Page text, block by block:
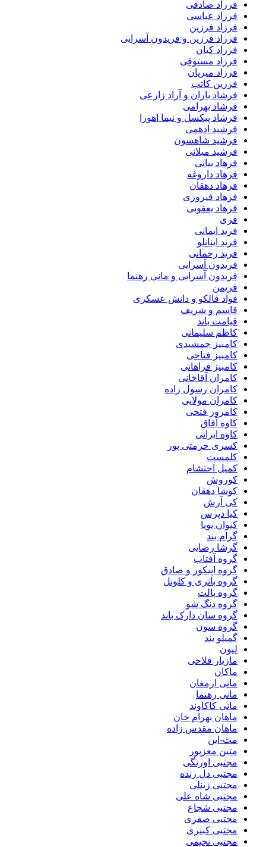
فرزاد صادقی
فرزاد عباسی
فرزاد فرزین
فرزاد فرزین و فریدون آسرایی
فرزاد کیان
فرزاد مستوفی
فرزاد میریان
فرزین کاتب
فرشاد باران و آراد زارعی
فرشاد بهرامی
فرشاد پیکسل و نیما اهورا
فرشید ادهمی
فرشید شاهسون
فرشید میلانی
فرهاد بیانی
فرهاد داروغه
فرهاد دهقان
فرهاد فیروزی
فرهاد یعقوبی
فری
فرید ایمانی
فرید اینانلو
فرید رحمانی
فریدون آسرایی
فریدون آسرایی و مانی رهنما
فریمن
فواد فالکو و دانش عسکری
قاسم و شریف
قیامت باند
کاظم سلیمانی
کامبیز جمشیدی
کامبیز فتاحی
کامبیز فراهانی
کامران آقاخانی
کامران رسول زاده
کامران مولایی
کامروز فتحی
کاوه آفاق
کاوه ایرانی
کسری حرمتی پور
کلمست
کمیل احتشام
کوروش
کوشا دهقان
کی آرش
کیا دپرس
کیوان پویا
گرام بند
گرشا رضایی
گروه آفتاب
گروه اپیکور و صادق
گروه باتری و کلونل
گروه پالت
گروه دنگ شو
گروه سان دارک باند
گروه سون
گمیلو بند
لیون
مازیار فلاحی
ماکان
مانی ارمغان
مانی رهنما
مانی کاکاوند
ماهان بهرام خان
ماهان مقدس زاده
مت-این
متین معزپور
مجتبی اورنگی
مجتبی دل زنده
مجتبی زینلی
مجتبی شاه علی
مجتبی شجاع
مجتبی صفری
مجتبی کبیری
مجتبی نجیمی